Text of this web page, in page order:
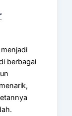
berbagai